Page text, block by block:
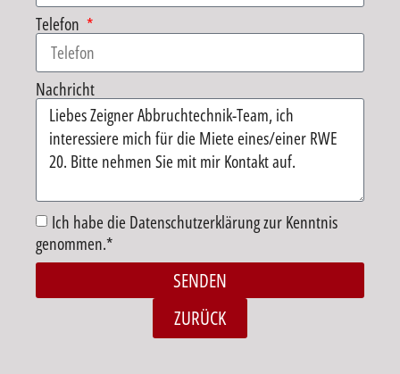
Telefon
Nachricht
Ich habe die Datenschutzerklärung zur Kenntnis
genommen.*
SENDEN
ZURÜCK